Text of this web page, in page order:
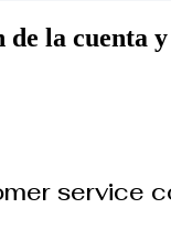
la cuenta